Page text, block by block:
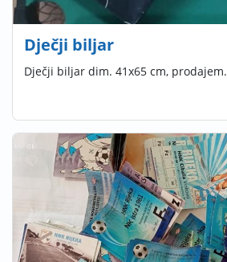
Dječji biljar
Dječji biljar dim. 41x65 cm, prodajem.